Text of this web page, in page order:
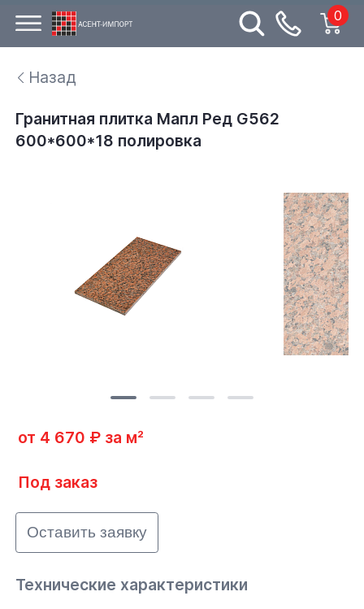
0
Назад
Гранитная плитка Мапл Ред G562
600*600*18 полировка
от 4 670 ₽ за м²
Под заказ
Оставить заявку
Технические характеристики